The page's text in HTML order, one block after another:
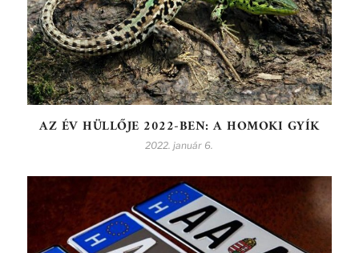
AZ ÉV HÜLLŐJE 2022-BEN: A HOMOKI GYÍK
2022. január 6.